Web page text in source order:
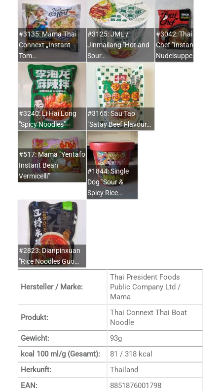
#3135: Mama Thai
Connext „Instant
Tom…
#3125: JML /
Jinmailang "Hot and
Sour…
#3042: Thai
Chef "Instant
Nudelsuppe…
#3240: Li Hai Long
"Spicy Noodles"
#3165: Sau Tao
"Satay Beef Flavour…
#517: Mama "Yentafo
Instant Bean
Vermicelli"
#1844: Single
Dog "Sour &
Spicy Rice…
#2823: Dianpinxuan
"Rice Noodles Guo…
Hersteller / Marke:
Thai President Foods
Public Company Ltd /
Mama
Produkt:
Thai Connext Thai Boat
Noodle
Gewicht:
93g
kcal 100 ml/g (Gesamt):
81 / 318 kcal
Herkunft:
Thailand
EAN:
8851876001798